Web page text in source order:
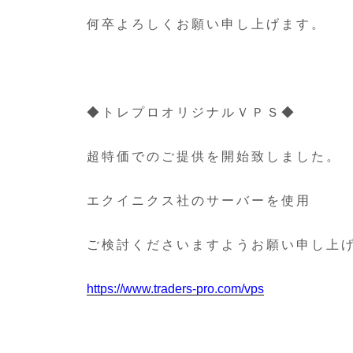
何卒よろしくお願い申し上げます。
◆トレプロオリジナルＶＰＳ◆
超特価でのご提供を開始致しました。
エクイニクス社のサーバーを使用
ご検討くださいますようお願い申し上
https://www.traders-pro.com/vps